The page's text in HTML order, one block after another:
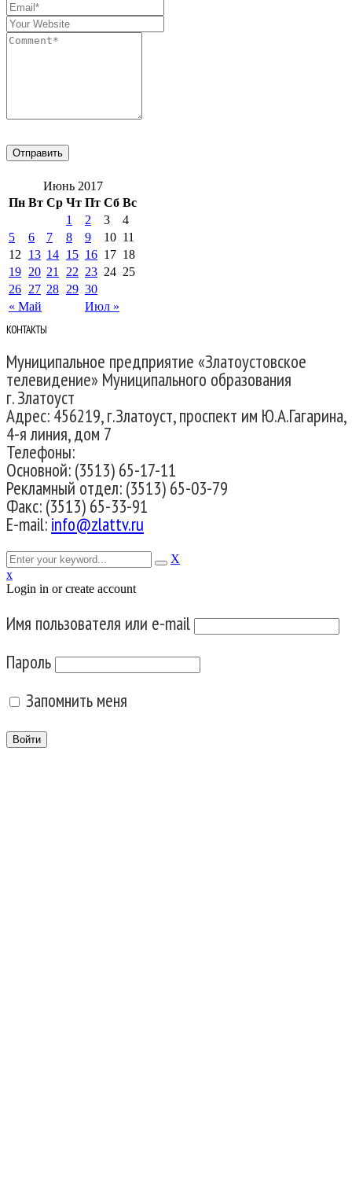
Июнь 2017
Пн Вт Ср Чт Пт Сб Вс
« Май Июл »
1 2 3
4
5
6 7 8 9 10 11
12
13 14 15 16 17 18
19 20 21 22 23 24 25
26 27 28 29 30
КОНТАКТЫ
Муниципальное предприятие «Златоустовское
телевидение» Муниципального образования
г. Златоуст
Адрес: 456219, г.Златоуст, проспект им Ю.А.Гагарина,
4-я линия, дом 7
Телефоны:
Основной: (3513) 65-17-11
Рекламный отдел: (3513) 65-03-79
Факс: (3513) 65-33-91
E-mail:info@zlattv.ru
X
x
Login in or create account
Имя пользователя или e-mail
Пароль
Запомнить меня